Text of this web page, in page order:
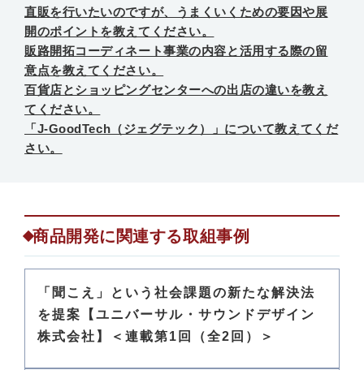
直販を行いたいのですが、うまくいくための要因や展
開のポイントを教えてください。
販路開拓コーディネート事業の内容と活用する際の留
意点を教えてください。
百貨店とショッピングセンターへの出店の違いを教え
てください。
「J-GoodTech（ジェグテック）」について教えてくだ
さい。
商品開発に関連する取組事例
「聞こえ」という社会課題の新たな解決法
を提案【ユニバーサル・サウンドデザイン
株式会社】＜連載第1回（全2回）＞